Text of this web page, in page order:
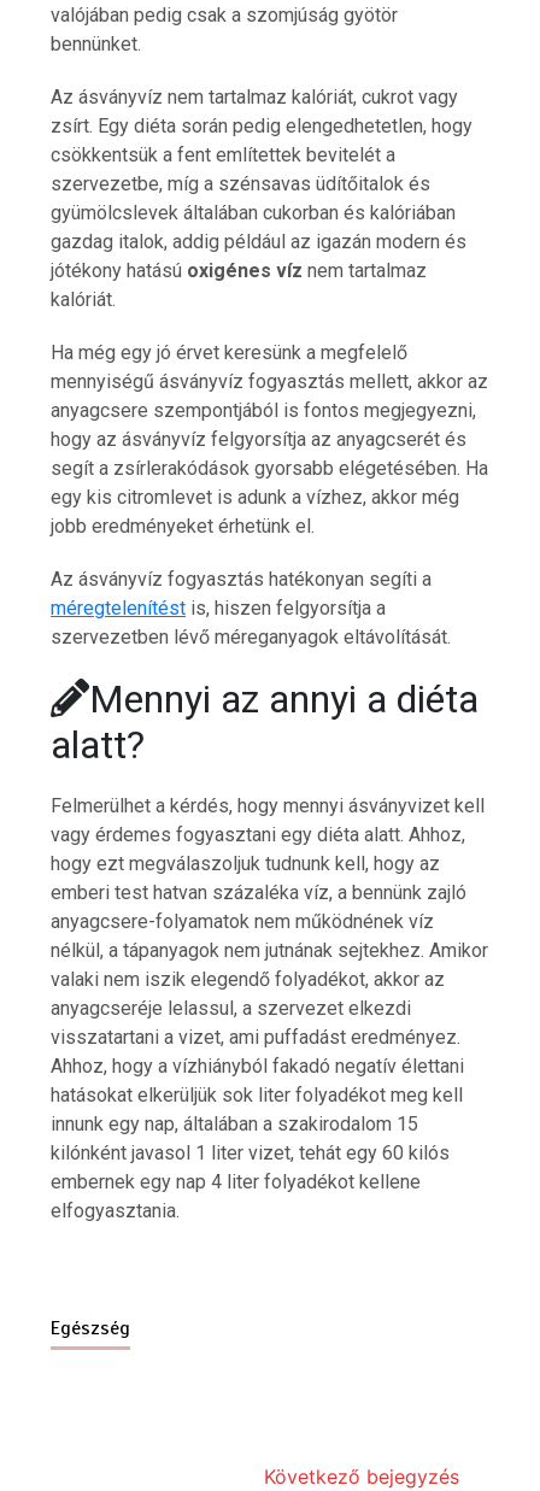
valójában pedig csak a szomjúság gyötör
bennünket.
Az ásványvíz nem tartalmaz kalóriát, cukrot vagy
zsírt. Egy diéta során pedig elengedhetetlen, hogy
csökkentsük a fent említettek bevitelét a
szervezetbe, míg a szénsavas üdítőitalok és
gyümölcslevek általában cukorban és kalóriában
gazdag italok, addig például az igazán modern és
jótékony hatású oxigénes víz nem tartalmaz
kalóriát.
Ha még egy jó érvet keresünk a megfelelő
mennyiségű ásványvíz fogyasztás mellett, akkor az
anyagcsere szempontjából is fontos megjegyezni,
hogy az ásványvíz felgyorsítja az anyagcserét és
segít a zsírlerakódások gyorsabb elégetésében. Ha
egy kis citromlevet is adunk a vízhez, akkor még
jobb eredményeket érhetünk el.
Az ásványvíz fogyasztás hatékonyan segíti a
méregtelenítést is, hiszen felgyorsítja a
szervezetben lévő méreganyagok eltávolítását.
Mennyi az annyi a diéta
alatt?
Felmerülhet a kérdés, hogy mennyi ásványvizet kell
vagy érdemes fogyasztani egy diéta alatt. Ahhoz,
hogy ezt megválaszoljuk tudnunk kell, hogy az
emberi test hatvan százaléka víz, a bennünk zajló
anyagcsere-folyamatok nem működnének víz
nélkül, a tápanyagok nem jutnának sejtekhez. Amikor
valaki nem iszik elegendő folyadékot, akkor az
anyagcseréje lelassul, a szervezet elkezdi
visszatartani a vizet, ami puffadást eredményez.
Ahhoz, hogy a vízhiányból fakadó negatív élettani
hatásokat elkerüljük sok liter folyadékot meg kell
innunk egy nap, általában a szakirodalom 15
kilónként javasol 1 liter vizet, tehát egy 60 kilós
embernek egy nap 4 liter folyadékot kellene
elfogyasztania.
Egészség
Következő bejegyzés
Hatékony megoldások az iPhone
szervizelés világában
6 min
Hogyan lehet egyszerűvé tenni a
kárpittisztítás lépéseit?
7 min